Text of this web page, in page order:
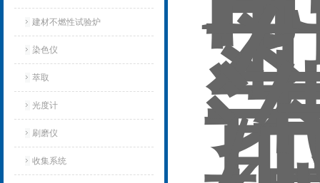
建材不燃性试验炉
染色仪
萃取
光度计
刷磨仪
收集系统